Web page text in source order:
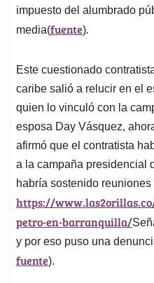
impuesto del alumbrado
media(fuente).
Este cuestionado
caribe salió a relucir en el
quien lo vinculó con la
esposa Day Vásquez,
afirmó que el contratista
a la campaña presidencial
habría sostenido
https://
petro-en-barranquilla/
y por eso puso una
fuente).